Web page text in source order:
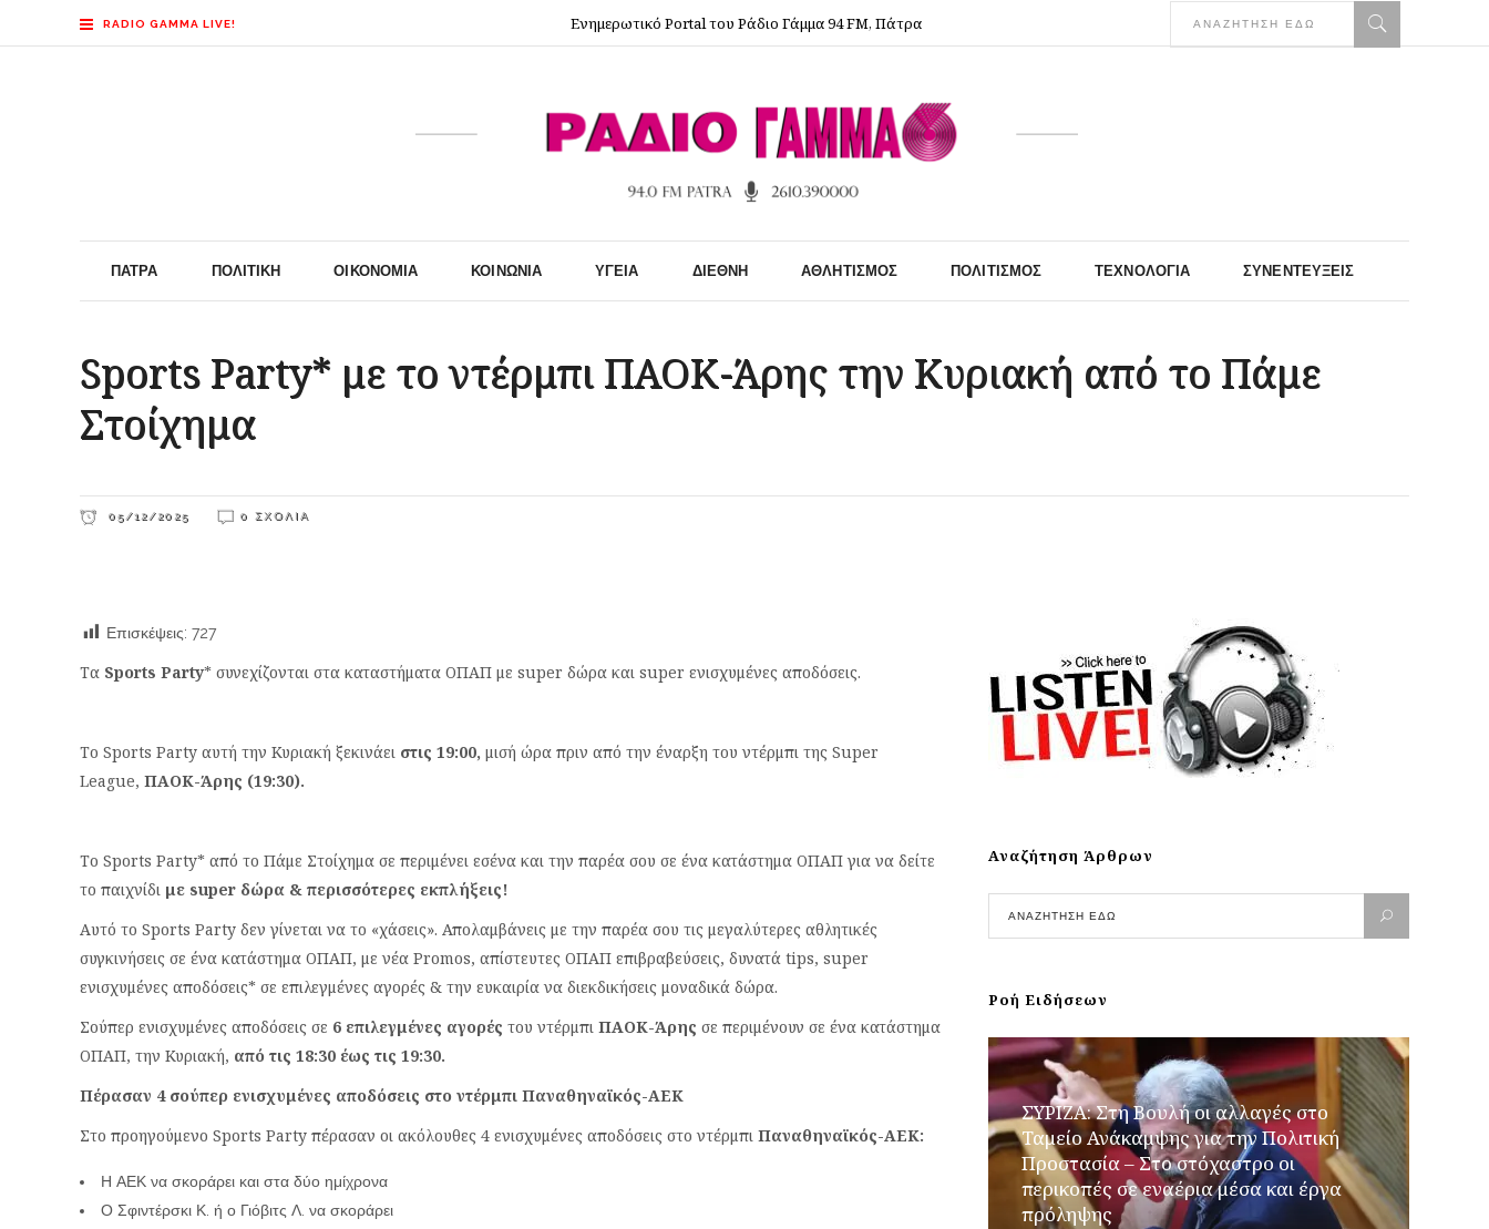
RADIO GAMMA LIVE! Ενημερωτικό Portal του Ράδιο Γάμμα 94 FM, Πάτρα
ΠΆΤΡΑ ΠΟΛΙΤΙΚΉ ΟΙΚΟΝΟΜΊΑ ΚΟΙΝΩΝΊΑ ΥΓΕΊΑ ΔΙΕΘΝΉ ΑΘΛΗΤΙΣΜΌΣ ΠΟΛΙΤΙΣΜΌΣ ΤΕΧΝΟΛΟΓΊΑ ΣΥΝΕΝΤΕΎΞΕΙΣ
Sports Party* με το ντέρμπι ΠΑΟΚ-Άρης την Κυριακή από το Πάμε
Στοίχημα
05/12/2025 0 ΣΧΌΛΙΑ
Επισκέψεις: 727
Τα Sports Party* συνεχίζονται στα καταστήματα ΟΠΑΠ με super δώρα και super ενισχυμένες αποδόσεις.
Το Sports Party αυτή την Κυριακή ξεκινάει στις 19:00, μισή ώρα πριν από την έναρξη του ντέρμπι της Super
League, ΠΑΟΚ-Άρης (19:30).
Το Sports Party* από το Πάμε Στοίχημα σε περιμένει εσένα και την παρέα σου σε ένα κατάστημα ΟΠΑΠ για να δείτε
το παιχνίδι με super δώρα & περισσότερες εκπλήξεις!
Αυτό το Sports Party δεν γίνεται να το «χάσεις». Απολαμβάνεις με την παρέα σου τις μεγαλύτερες αθλητικές
συγκινήσεις σε ένα κατάστημα ΟΠΑΠ, με νέα Promos, απίστευτες ΟΠΑΠ επιβραβεύσεις, δυνατά tips, super
ενισχυμένες αποδόσεις* σε επιλεγμένες αγορές & την ευκαιρία να διεκδικήσεις μοναδικά δώρα.
Σούπερ ενισχυμένες αποδόσεις σε 6 επιλεγμένες αγορές του ντέρμπι ΠΑΟΚ-Άρης σε περιμένουν σε ένα κατάστημα
ΟΠΑΠ, την Κυριακή, από τις 18:30 έως τις 19:30.
Πέρασαν 4 σούπερ ενισχυμένες αποδόσεις στο ντέρμπι Παναθηναϊκός-ΑΕΚ
Στο προηγούμενο Sports Party πέρασαν οι ακόλουθες 4 ενισχυμένες αποδόσεις στο ντέρμπι Παναθηναϊκός-ΑΕΚ:
Η ΑΕΚ να σκοράρει και στα δύο ημίχρονα
Ο Σφιντέρσκι Κ. ή ο Γιόβιτς Λ. να σκοράρει
Αναζήτηση Άρθρων
Ροή Ειδήσεων
ΣΥΡΙΖΑ: Στη Βουλή οι αλλαγές στο
Ταμείο Ανάκαμψης για την Πολιτική
Προστασία – Στο στόχαστρο οι
περικοπές σε εναέρια μέσα και έργα
πρόληψης